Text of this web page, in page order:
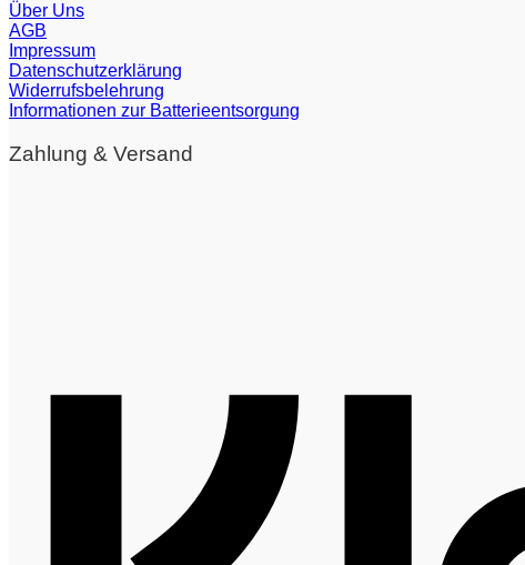
Über Uns
AGB
Impressum
Datenschutzerklärung
Widerrufsbelehrung
Informationen zur Batterieentsorgung
Zahlung & Versand